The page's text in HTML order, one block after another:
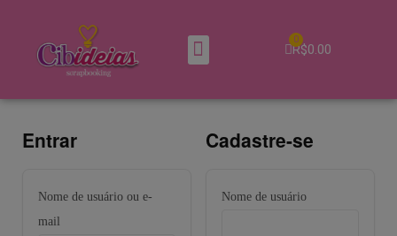
R$0.00
0
Entrar
Nome de usuário ou e-
mail
Cadastre-se
Nome de usuário